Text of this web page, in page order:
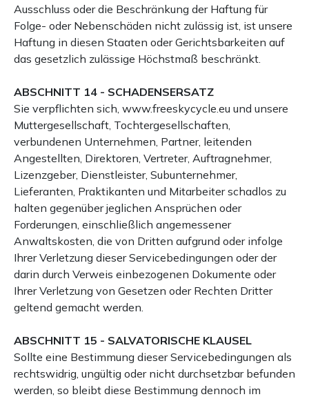
Ausschluss oder die Beschränkung der Haftung für
Folge- oder Nebenschäden nicht zulässig ist, ist unsere
Haftung in diesen Staaten oder Gerichtsbarkeiten auf
das gesetzlich zulässige Höchstmaß beschränkt.
ABSCHNITT 14 - SCHADENSERSATZ
Sie verpflichten sich, www.freeskycycle.eu und unsere
Muttergesellschaft, Tochtergesellschaften,
verbundenen Unternehmen, Partner, leitenden
Angestellten, Direktoren, Vertreter, Auftragnehmer,
Lizenzgeber, Dienstleister, Subunternehmer,
Lieferanten, Praktikanten und Mitarbeiter schadlos zu
halten gegenüber jeglichen Ansprüchen oder
Forderungen, einschließlich angemessener
Anwaltskosten, die von Dritten aufgrund oder infolge
Ihrer Verletzung dieser Servicebedingungen oder der
darin durch Verweis einbezogenen Dokumente oder
Ihrer Verletzung von Gesetzen oder Rechten Dritter
geltend gemacht werden.
ABSCHNITT 15 - SALVATORISCHE KLAUSEL
Sollte eine Bestimmung dieser Servicebedingungen als
rechtswidrig, ungültig oder nicht durchsetzbar befunden
werden, so bleibt diese Bestimmung dennoch im